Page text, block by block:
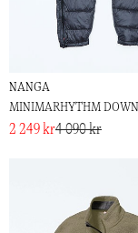
NANGA
MINIMARHYTHM
2 249 kr4 090 kr